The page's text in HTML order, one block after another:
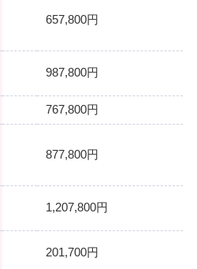
657,800円
987,800円
767,800円
877,800円
1,207,800円
201,700円